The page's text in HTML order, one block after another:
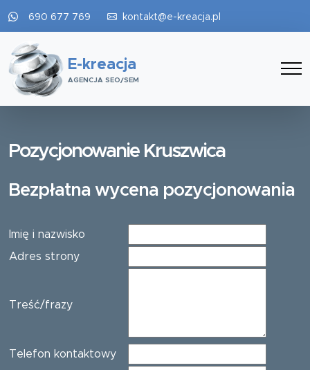
690 677 769 kontakt@e-kreacja.pl
E-kreacja
AGENCJA SEO/SEM
Pozycjonowanie Kruszwica
Bezpłatna wycena pozycjonowania
Imię i nazwisko
Adres strony
Treść/frazy
Telefon kontaktowy